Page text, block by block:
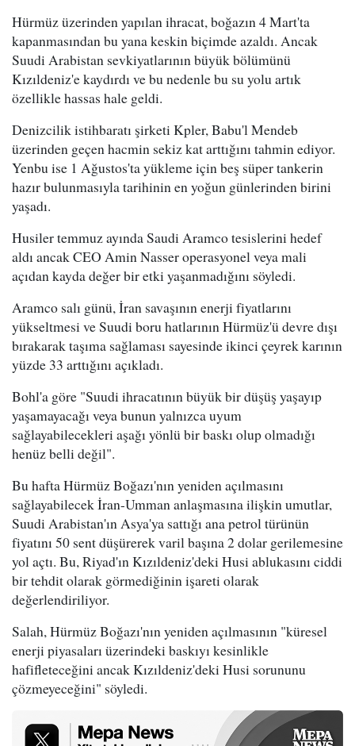
Hürmüz üzerinden yapılan ihracat, boğazın 4 Mart'ta
kapanmasından bu yana keskin biçimde azaldı. Ancak
Suudi Arabistan sevkiyatlarının büyük bölümünü
Kızıldeniz'e kaydırdı ve bu nedenle bu su yolu artık
özellikle hassas hale geldi.
Denizcilik istihbaratı şirketi Kpler, Babu'l Mendeb
üzerinden geçen hacmin sekiz kat arttığını tahmin ediyor.
Yenbu ise 1 Ağustos'ta yükleme için beş süper tankerin
hazır bulunmasıyla tarihinin en yoğun günlerinden birini
yaşadı.
Husiler temmuz ayında Saudi Aramco tesislerini hedef
aldı ancak CEO Amin Nasser operasyonel veya mali
açıdan kayda değer bir etki yaşanmadığını söyledi.
Aramco salı günü, İran savaşının enerji fiyatlarını
yükseltmesi ve Suudi boru hatlarının Hürmüz'ü devre dışı
bırakarak taşıma sağlaması sayesinde ikinci çeyrek karının
yüzde 33 arttığını açıkladı.
Bohl'a göre "Suudi ihracatının büyük bir düşüş yaşayıp
yaşamayacağı veya bunun yalnızca uyum
sağlayabilecekleri aşağı yönlü bir baskı olup olmadığı
henüz belli değil".
Bu hafta Hürmüz Boğazı'nın yeniden açılmasını
sağlayabilecek İran-Umman anlaşmasına ilişkin umutlar,
Suudi Arabistan'ın Asya'ya sattığı ana petrol türünün
fiyatını 50 sent düşürerek varil başına 2 dolar gerilemesine
yol açtı. Bu, Riyad'ın Kızıldeniz'deki Husi ablukasını ciddi
bir tehdit olarak görmediğinin işareti olarak
değerlendiriliyor.
Salah, Hürmüz Boğazı'nın yeniden açılmasının "küresel
enerji piyasaları üzerindeki baskıyı kesinlikle
hafifleteceğini ancak Kızıldeniz'deki Husi sorununu
çözmeyeceğini" söyledi.